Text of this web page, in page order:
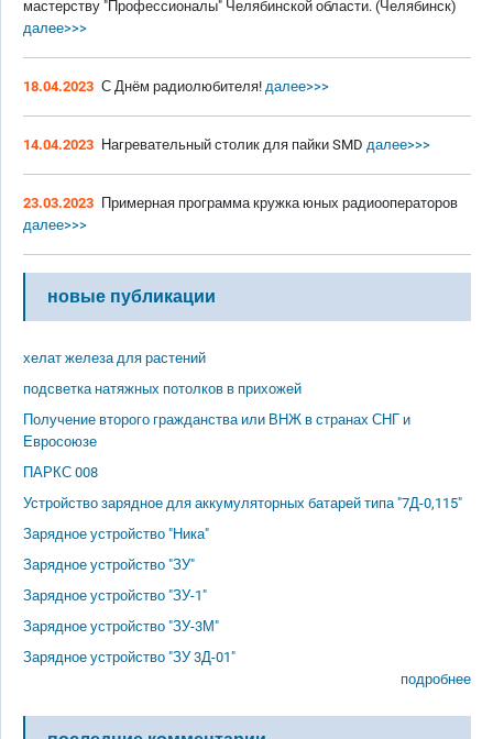
мастерству "Профессионалы" Челябинской области. (Челябинск)
далее>>>
18.04.2023 С Днём радиолюбителя! далее>>>
14.04.2023 Нагревательный столик для пайки SMD далее>>>
23.03.2023 Примерная программа кружка юных радиооператоров
далее>>>
новые публикации
хелат железа для растений
подсветка натяжных потолков в прихожей
Получение второго гражданства или ВНЖ в странах СНГ и
Евросоюзе
ПАРКС 008
Устройство зарядное для аккумуляторных батарей типа "7Д-0,115"
Зарядное устройство "Ника"
Зарядное устройство "ЗУ"
Зарядное устройство "ЗУ-1"
Зарядное устройство "ЗУ-3М"
Зарядное устройство "ЗУ 3Д-01"
подробнее